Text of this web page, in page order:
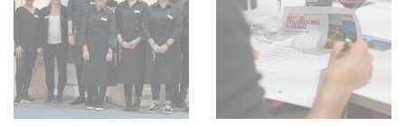
NEWSLETTER
WINE TRADE CLUB
REDAKTION
JOBS
WERBUNG